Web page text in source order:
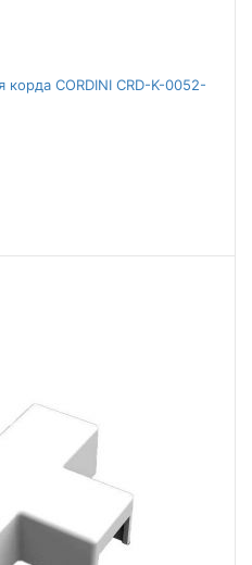
CORDINI CRD-K-0052-